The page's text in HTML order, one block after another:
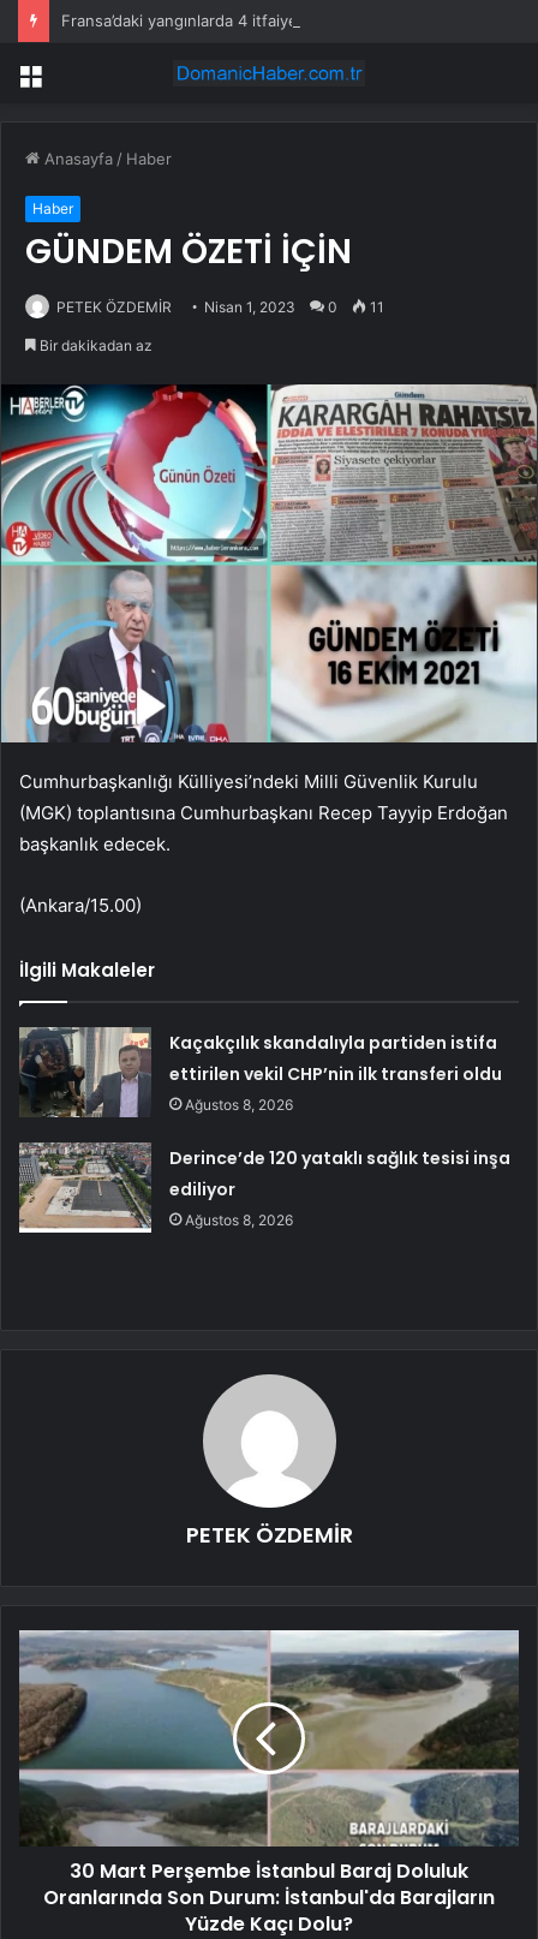
Fransa’daki yangınlarda 4 itfaiye eri hayatını kaybetti
Menü
Anasayfa / Haber
Haber
GÜNDEM ÖZETİ İÇİN
PETEK ÖZDEMİR Nisan 1, 2023 0 11
Bir dakikadan az
Cumhurbaşkanlığı Külliyesi’ndeki Milli Güvenlik Kurulu
(MGK) toplantısına Cumhurbaşkanı Recep Tayyip Erdoğan
başkanlık edecek.
(Ankara/15.00)
İlgili Makaleler
Kaçakçılık skandalıyla partiden istifa
ettirilen vekil CHP’nin ilk transferi oldu
Ağustos 8, 2026
Derince’de 120 yataklı sağlık tesisi inşa
ediliyor
Ağustos 8, 2026
PETEK ÖZDEMİR
30 Mart Perşembe İstanbul Baraj Doluluk
Oranlarında Son Durum: İstanbul'da Barajların
Yüzde Kaçı Dolu?